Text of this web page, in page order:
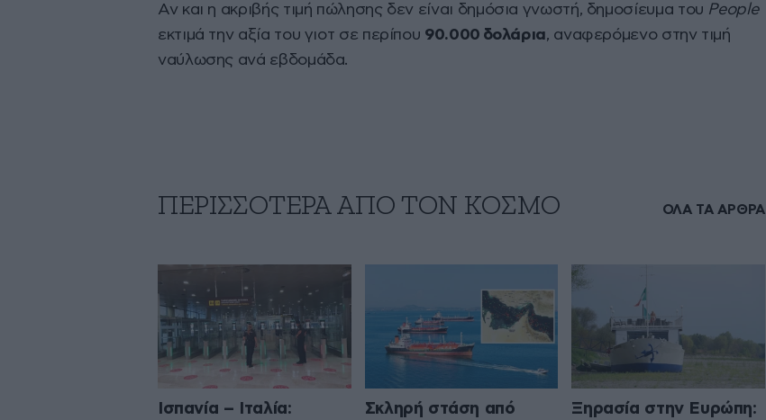
Αν και η ακριβής τιμή πώλησης δεν είναι δημόσια γνωστή, δημοσίευμα του People
εκτιμά την αξία του γιοτ σε περίπου 90.000 δολάρια, αναφερόμενο στην τιμή
ναύλωσης ανά εβδομάδα.
ΠΕΡΙΣΣΟΤΕΡΑ ΑΠΟ ΤΟΝ ΚΟΣΜΟ ΟΛΑ ΤΑ ΑΡΘΡΑ
Ισπανία – Ιταλία: Σκληρή στάση από Ξηρασία στην Ευρώπη: